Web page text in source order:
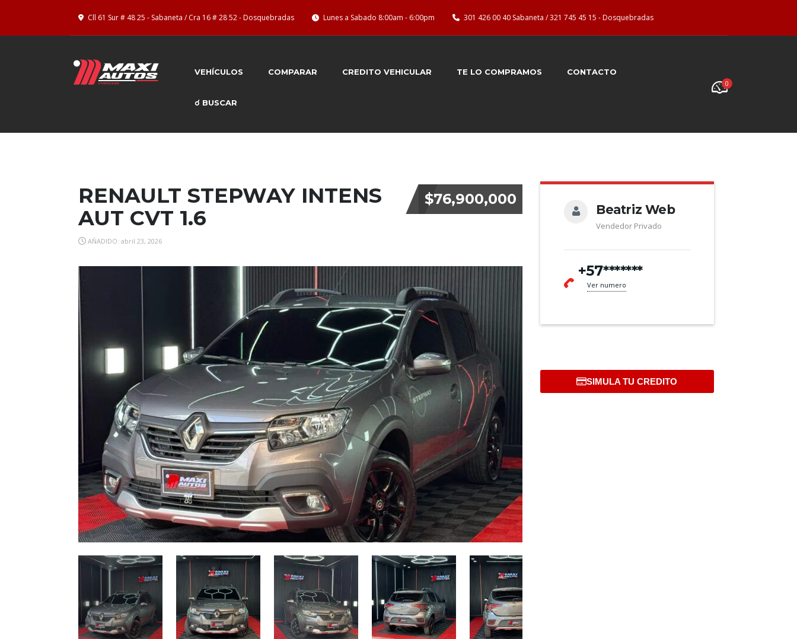
Cll 61 Sur # 48 25 - Sabaneta / Cra 16 # 28 52 - Dosquebradas Lunes a Sabado 8:00am - 6:00pm 301 426 00 40 Sabaneta / 321 745 45 15 - Dosquebradas
VEHÍCULOS COMPARAR CREDITO VEHICULAR TE LO COMPRAMOS CONTACTO
☌ BUSCAR
0
RENAULT STEPWAY INTENS
AUT CVT 1.6
AÑADIDO: abril 23, 2026
$76,900,000
Beatriz Web
Vendedor Privado
+57*******
Ver numero
SIMULA TU CREDITO